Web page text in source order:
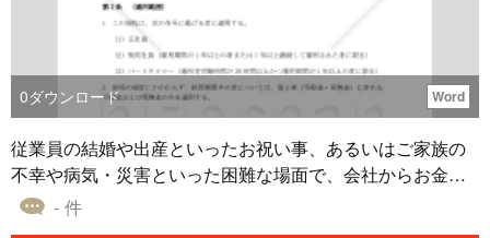
と存じます。 〔条文タイトル〕 第1章 総則 第1条（目的）
第2条（基本方針） 第3条（定義） 第4条（適用範囲） 第2
章 補助金の支給 第5条（補助金の支給対象） 第6条（補助
金の額） 第7条（補助金の支給期間） 第8条（併給の制限）
第3章 申請手続 第9条（事前相談） 第10条（補助金の申請
手続） 第11条（申請内容の変更） 第12条（補助金の支
給） 第13条（不支給・支給停止） 第4章 従業員の義務 第1
4条（虚偽申請の禁止） 第15条（報告義務） 第16条（守秘
義務） 第5章 その他 第17条（個人情報の取り扱い） 第18
0ダウンロード Word
従業員の結婚や出産といったお祝い事、あるいはご家族の
不幸や病気・災害といった困難な場面で、会社からお金を
支給する制度を「慶弔見舞金制度」といいます。 本書式
- 件